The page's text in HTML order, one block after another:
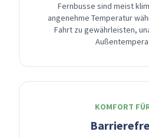
Fernbusse sind meist
angenehme Temperatur
Fahrt zu gewährleisten,
KOMFORT